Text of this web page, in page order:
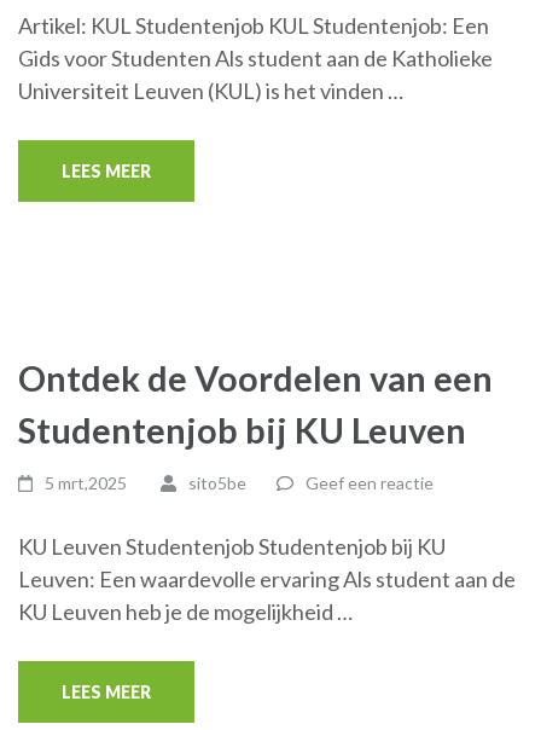
Artikel: KUL Studentenjob KUL Studentenjob: Een
Gids voor Studenten Als student aan de Katholieke
Universiteit Leuven (KUL) is het vinden …
LEES MEER
Ontdek de Voordelen van een
Studentenjob bij KU Leuven
5 mrt,2025 sito5be Geef een reactie
KU Leuven Studentenjob Studentenjob bij KU
Leuven: Een waardevolle ervaring Als student aan de
KU Leuven heb je de mogelijkheid …
LEES MEER